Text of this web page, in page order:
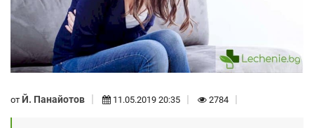
от Й. Панайотов 11.05.2019 20:35 2784